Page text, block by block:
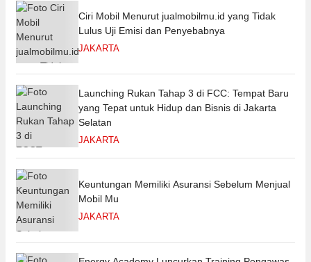
Ciri Mobil Menurut jualmobilmu.id yang Tidak
Lulus Uji Emisi dan Penyebabnya
JAKARTA
Launching Rukan Tahap 3 di FCC: Tempat Baru
yang Tepat untuk Hidup dan Bisnis di Jakarta
Selatan
JAKARTA
Keuntungan Memiliki Asuransi Sebelum Menjual
Mobil Mu
JAKARTA